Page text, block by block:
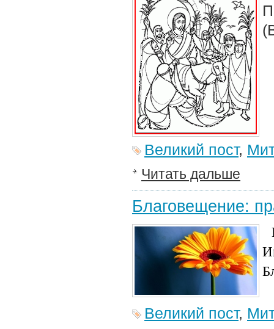
Великий пост,
Читать дальше
Благовещение:
Великий пост,